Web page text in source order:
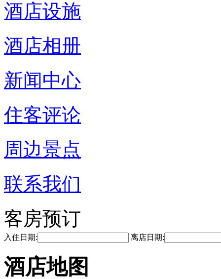
酒店设施
酒店相册
新闻中心
住客评论
周边景点
联系我们
客房预订
入住日期: 离店日期:
酒店地图